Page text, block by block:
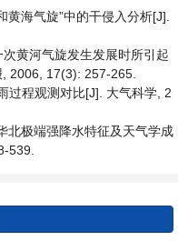
海气旋”中的干侵入分析[J].
黄河气旋发生发展时所引起
2006, 17(3): 257-265.
过程观测对比[J]. 大气科学, 2
北极端强降水特征及天气学成
539.